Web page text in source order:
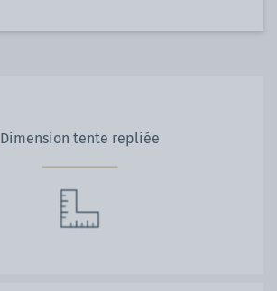
Dimension tente repliée